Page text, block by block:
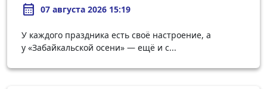
calendar_month 07 августа 2026 15:19
У каждого праздника есть своё настроение, а
у «Забайкальской осени» — ещё и с...